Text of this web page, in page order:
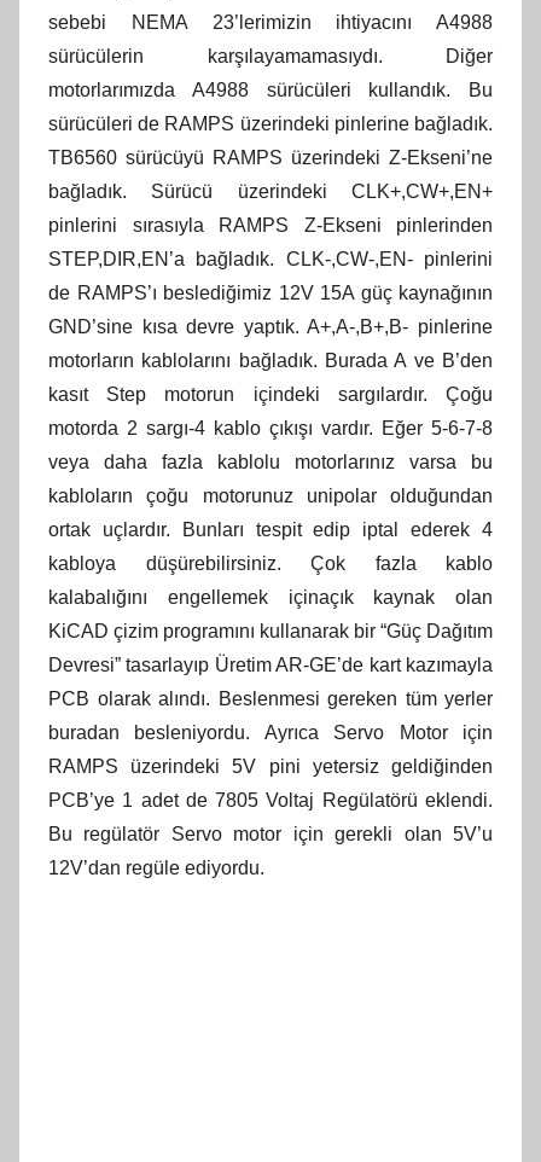
sebebi NEMA 23’lerimizin ihtiyacını A4988
sürücülerin karşılayamamasıydı. Diğer
motorlarımızda A4988 sürücüleri kullandık. Bu
sürücüleri de RAMPS üzerindeki pinlerine bağladık.
TB6560 sürücüyü RAMPS üzerindeki Z-Ekseni’ne
bağladık. Sürücü üzerindeki CLK+,CW+,EN+
pinlerini sırasıyla RAMPS Z-Ekseni pinlerinden
STEP,DIR,EN’a bağladık. CLK-,CW-,EN- pinlerini
de RAMPS’ı beslediğimiz 12V 15A güç kaynağının
GND’sine kısa devre yaptık. A+,A-,B+,B- pinlerine
motorların kablolarını bağladık. Burada A ve B’den
kasıt Step motorun içindeki sargılardır. Çoğu
motorda 2 sargı-4 kablo çıkışı vardır. Eğer 5-6-7-8
veya daha fazla kablolu motorlarınız varsa bu
kabloların çoğu motorunuz unipolar olduğundan
ortak uçlardır. Bunları tespit edip iptal ederek 4
kabloya düşürebilirsiniz. Çok fazla kablo
kalabalığını engellemek içinaçık kaynak olan
KiCAD çizim programını kullanarak bir “Güç Dağıtım
Devresi” tasarlayıp Üretim AR-GE’de kart kazımayla
PCB olarak alındı. Beslenmesi gereken tüm yerler
buradan besleniyordu. Ayrıca Servo Motor için
RAMPS üzerindeki 5V pini yetersiz geldiğinden
PCB’ye 1 adet de 7805 Voltaj Regülatörü eklendi.
Bu regülatör Servo motor için gerekli olan 5V’u
12V’dan regüle ediyordu.